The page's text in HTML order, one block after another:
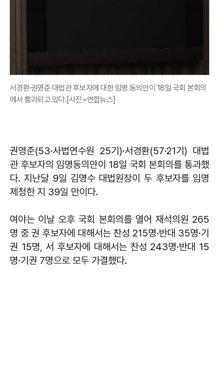
서경환·권영준 대법관 후보자에 대한 임명 동의안이 18일 국회 본회의
에서 통과되고 있다.[사진=연합뉴스]
권영준(53·사법연수원 25기)·서경환(57·21기) 대법
관 후보자의 임명동의안이 18일 국회 본회의를 통과했
다. 지난달 9일 김명수 대법원장이 두 후보자를 임명
제청한 지 39일 만이다.
여야는 이날 오후 국회 본회의를 열어 재석의원 265
명 중 권 후보자에 대해서는 찬성 215명·반대 35명·기
권 15명, 서 후보자에 대해서는 찬성 243명·반대 15
명·기권 7명으로 모두 가결했다.